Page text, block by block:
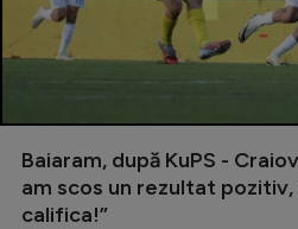
Baiaram, după KuPS -
am scos un rezultat
califica!”